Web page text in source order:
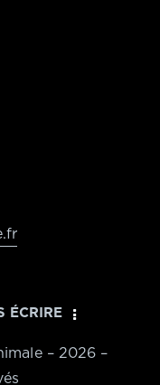
ÉCRIRE
– 2026 –